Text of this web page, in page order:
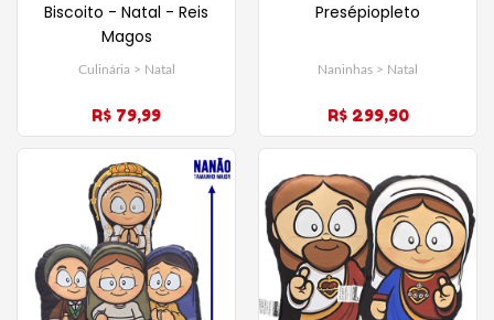
Biscoito - Natal - Reis
Magos
Culinária > Natal
R$ 79,99
Presépiopleto
Naninhas > Natal
R$ 299,90